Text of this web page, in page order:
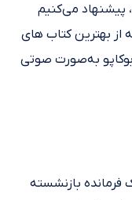
پیشنهاد می‌کنیم
از بهترین کتاب های
به‌صورت صوتی
بازنشسته